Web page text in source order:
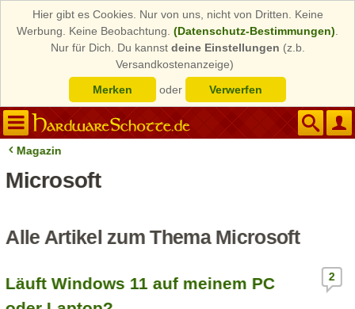
Hier gibt es Cookies. Nur von uns, nicht von Dritten. Keine
Werbung. Keine Beobachtung. (Datenschutz-Bestimmungen)
Nur für Dich. Du kannst deine Einstellungen (z.b.
Versandkostenanzeige)
Merken
oder Verwerfen
Magazin
Microsoft
Alle Artikel zum Thema Microsoft
Läuft Windows 11 auf meinem PC
2